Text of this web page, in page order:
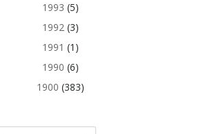
1993 (5)
1992(3)
1991 (1)
1990 (6)
1900 (383)